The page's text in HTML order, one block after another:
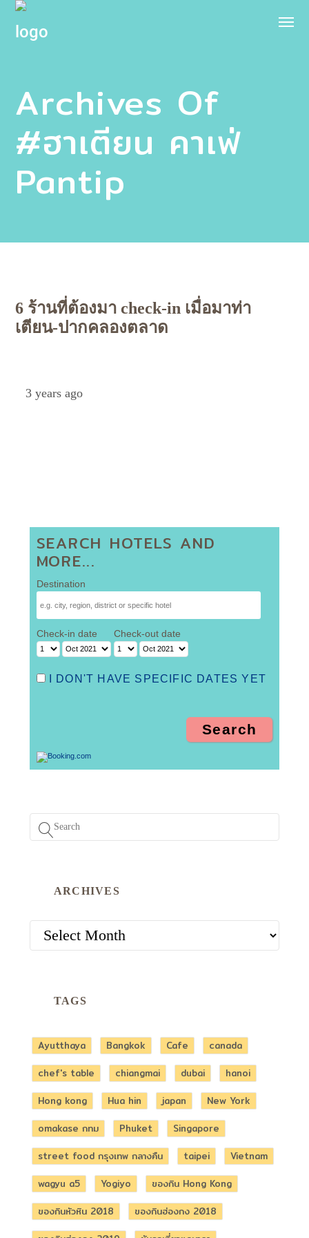
Archives Of
#ฮาเตียน คาเฟ่
Pantip
6 ร้านที่ต้องมา check-in เมื่อมาท่า
เตียน-ปากคลองตลาด
3 years ago
SEARCH HOTELS AND
MORE...
Destination
Check-in date Check-out date
I DON'T HAVE SPECIFIC DATES YET
ARCHIVES
TAGS
Ayutthaya Bangkok Cafe
canada
chef's table
chiangmai dubai
hanoi
Hong kong
Hua hin japan
New York
omakase กทม
Phuket
Singapore
street food กรุงเทพ กลางคืน
taipei
Vietnam
wagyu a5
Yogiyo
ของกิน Hong Kong
ของกินหัวหิน 2018
ของกินฮ่องกง 2018